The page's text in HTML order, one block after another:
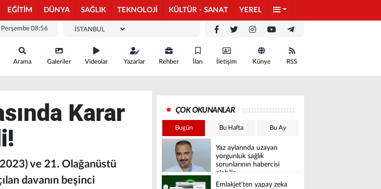
EĞİTİM DÜNYA SAĞLIK TEKNOLOJİ KÜLTÜR - SANAT YEREL
08:56
Arama Galeriler Videolar Yazarlar Rehber İlan İletişim Künye RSS
Karar
ve 21. Olağanüstü
davanın beşinci
ÇOK OKUNANLAR
Bugün Bu Hafta Bu Ay
Yaz aylarında uzayan
yorgunluk sağlık
sorunlarının habercisi
olabilir
Emlakjet'ten yapay zeka